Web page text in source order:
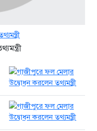
ফ্যাসিবাদকে মাথাচাড়া
দেওয়া হবে না: ছাত্র
আহত ২